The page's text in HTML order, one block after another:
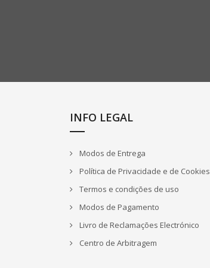
INFO LEGAL
Modos de Entrega
Política de Privacidade e de Cookies
Termos e condições de uso
Modos de Pagamento
Livro de Reclamações Electrónico
Centro de Arbitragem